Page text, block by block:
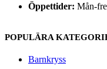
Öppettider: Mån-
POPULÄRA
Barnkryss